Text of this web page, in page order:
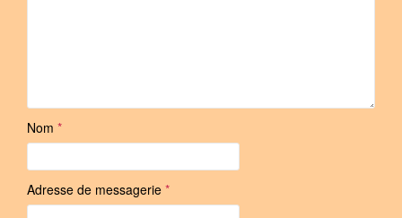
Nom *
Adresse de messagerie *